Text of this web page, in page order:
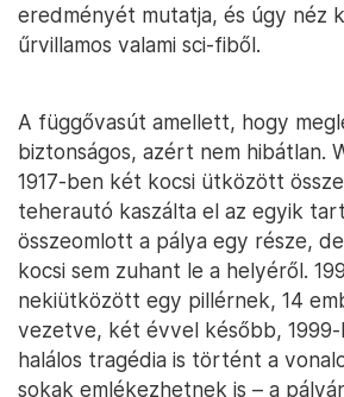
eredményét mutatja, és úgy néz
űrvillamos valami sci-fiből.
A függővasút amellett, hogy
biztonságos, azért nem hibátlan.
1917-ben két kocsi ütközött
teherautó kaszálta el az egyik
összeomlott a pálya egy része,
kocsi sem zuhant le a helyéről.
nekiütközött egy pillérnek, 14
vezetve, két évvel később,
halálos tragédia is történt a
sokak emlékezhetnek is – a